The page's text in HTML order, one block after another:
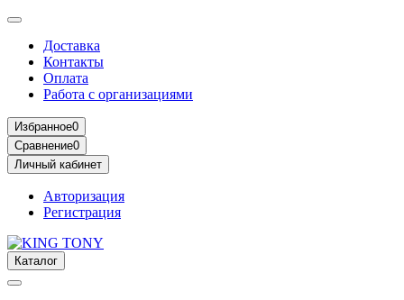
Доставка
Контакты
Оплата
Работа с организациями
Избранное0
Сравнение0
Личный кабинет
Авторизация
Регистрация
Каталог